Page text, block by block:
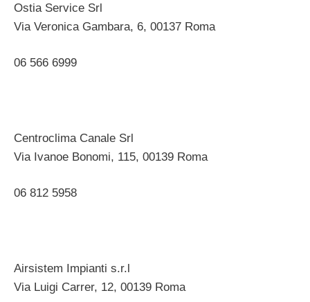
Ostia Service Srl
Via Veronica Gambara, 6, 00137 Roma ‎
06 566 6999
Centroclima Canale Srl
Via Ivanoe Bonomi, 115, 00139 Roma ‎
06 812 5958
Airsistem Impianti s.r.l
Via Luigi Carrer, 12, 00139 Roma ‎